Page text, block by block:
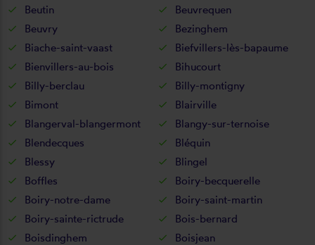
Beutin
Beuvrequen
Beuvry
Bezinghem
Biache-saint-vaast
Biefvillers-lès-bapaume
Bienvillers-au-bois
Bihucourt
Billy-berclau
Billy-montigny
Bimont
Blairville
Blangerval-blangermont
Blangy-sur-ternoise
Blendecques
Bléquin
Blessy
Blingel
Boffles
Boiry-becquerelle
Boiry-notre-dame
Boiry-saint-martin
Boiry-sainte-rictrude
Bois-bernard
Boisdinghem
Boisjean